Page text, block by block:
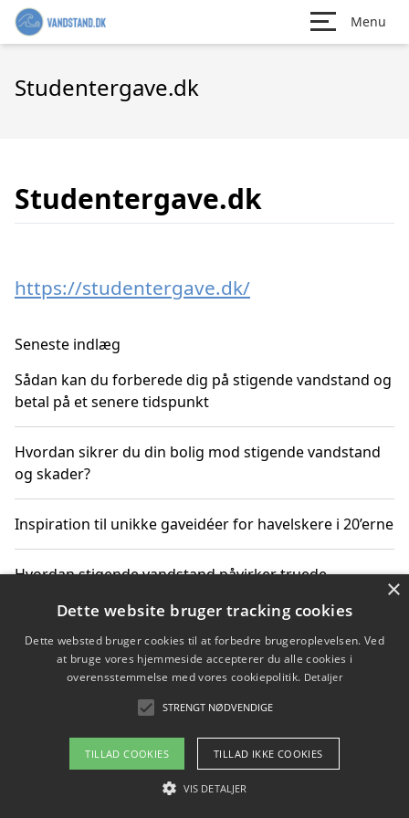
Menu
Studentergave.dk
Studentergave.dk
https://studentergave.dk/
Seneste indlæg
Sådan kan du forberede dig på stigende vandstand og
betal på et senere tidspunkt
Hvordan sikrer du din bolig mod stigende vandstand
og skader?
Inspiration til unikke gaveidéer for havelskere i 20’erne
Hvordan stigende vandstand påvirker truede
Sådan vælger du de bedste vandrerygsække til
vandreture i Danmark
Copyright 2026 - Pilanto Aps
Om / kontakt
×
Dette website bruger tracking cookies
Dette websted bruger cookies til at forbedre brugeroplevelsen. Ved
at bruge vores hjemmeside accepterer du alle cookies i
overensstemmelse med vores cookiepolitik. Detaljer
STRENGT NØDVENDIGE
TILLAD COOKIES TILLAD IKKE COOKIES
VIS DETALJER